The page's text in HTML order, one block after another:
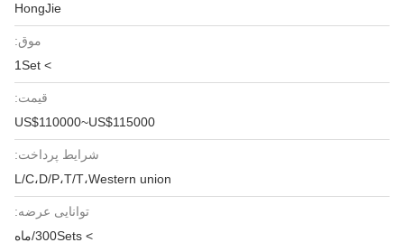
HongJie
موق:
> 1Set
قیمت:
US$110000~US$115000
شرایط پرداخت:
L/C،D/P،T/T،Western union
توانایی عرضه:
> 300Sets/ماه